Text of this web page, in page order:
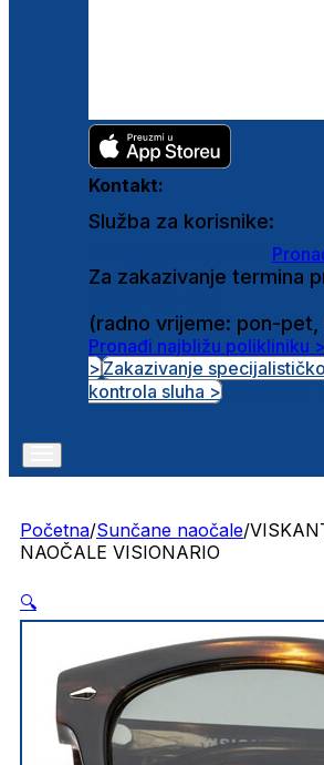
Kontakt:
Služba za korisnike:
Za zakazivanje termina
(radno vrijeme: pon-pet,
Pronađi najbližu polikliniku >
>Zakazivanje
kontrola sluha >
Početna/Sunčane naočale/
NAOČALE VISIONARIO
🔍